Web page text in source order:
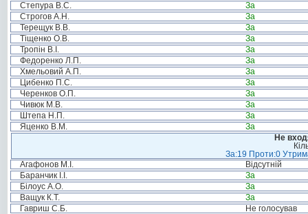
Степура В.С.
За
Строгов А.Н.
За
Терещук В.В.
За
Тіщенко О.В.
За
Тропін В.І.
За
Федоренко Л.П.
За
Хмельовий А.П.
За
Цибенко П.С.
За
Черенков О.П.
За
Чивюк М.В.
За
Штепа Н.П.
За
Яценко В.М.
За
Не
За:19 Проти:0
Агафонов М.І.
Відсутній
Баранчик І.І.
За
Білоус А.О.
За
Ващук К.Т.
За
Гавриш С.Б.
Не голосував